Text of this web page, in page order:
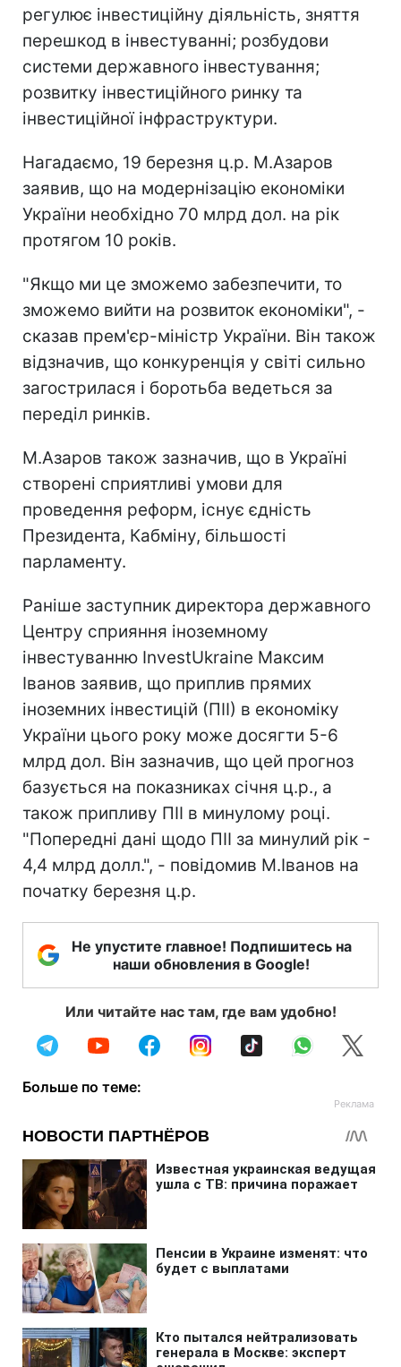
регулює інвестиційну діяльність, зняття
перешкод в інвестуванні; розбудови
системи державного інвестування;
розвитку інвестиційного ринку та
інвестиційної інфраструктури.
Нагадаємо, 19 березня ц.р. М.Азаров
заявив, що на модернізацію економіки
України необхідно 70 млрд дол. на рік
протягом 10 років.
"Якщо ми це зможемо забезпечити, то
зможемо вийти на розвиток економіки", -
сказав прем'єр-міністр України. Він також
відзначив, що конкуренція у світі сильно
загострилася і боротьба ведеться за
переділ ринків.
М.Азаров також зазначив, що в Україні
створені сприятливі умови для
проведення реформ, існує єдність
Президента, Кабміну, більшості
парламенту.
Раніше заступник директора державного
Центру сприяння іноземному
інвестуванню InvestUkraine Максим
Іванов заявив, що приплив прямих
іноземних інвестицій (ПІІ) в економіку
України цього року може досягти 5-6
млрд дол. Він зазначив, що цей прогноз
базується на показниках січня ц.р., а
також припливу ПІІ в минулому році.
"Попередні дані щодо ПІІ за минулий рік -
4,4 млрд долл.", - повідомив М.Іванов на
початку березня ц.р.
Не упустите главное! Подпишитесь на
наши обновления в Google!
Или читайте нас там, где вам удобно!
Больше по теме: